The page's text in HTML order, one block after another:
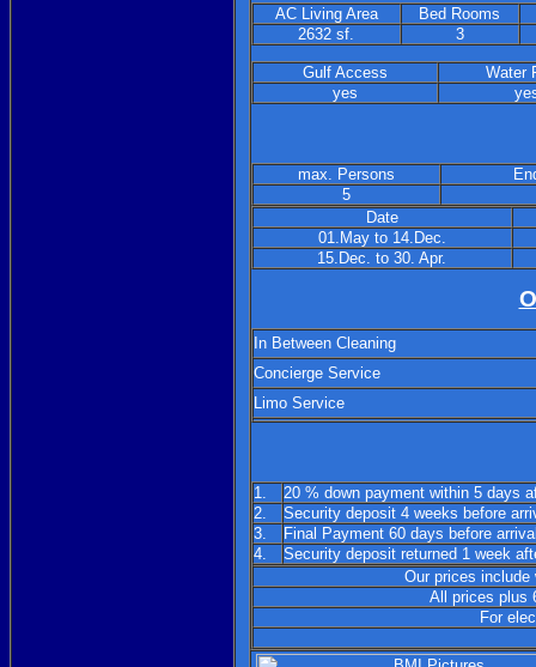
AC Living Area
Bed Rooms
2632 sf.
3
Gulf Access
Water
yes
max. Persons
5
Date
01.May to 14.Dec.
15.Dec. to 30. Apr.
In Between Cleaning
Concierge Service
Limo Service
1.
20 % down payment within 5 days
2.
Security deposit 4 weeks before
3.
Final Payment 60 days before
4.
Security deposit returned 1 week
Our prices include
All prices plus
For